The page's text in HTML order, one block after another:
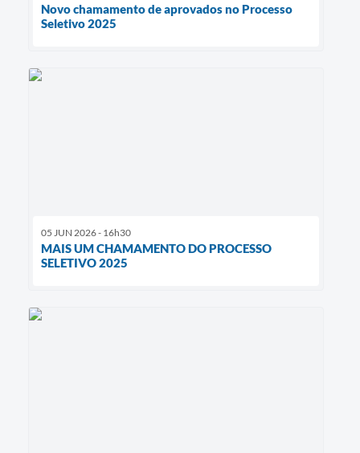
Novo chamamento de aprovados no Processo
Seletivo 2025
05 JUN 2026 - 16h30
MAIS UM CHAMAMENTO DO PROCESSO
SELETIVO 2025